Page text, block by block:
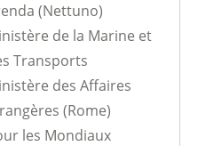
(Nettuno)
de la Marine et
Transports
des Affaires
(Rome)
les Mondiaux